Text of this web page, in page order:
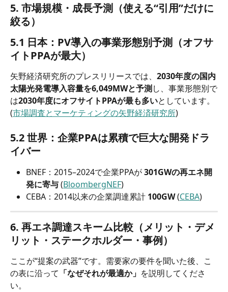
5. 市場規模・成長予測（使える“引用”だけに
絞る）
5.1 日本：PV導入の事業形態別予測（オフサ
イトPPAが最大）
矢野経済研究所のプレスリリースでは、 2030年度の国内
太陽光発電導入容量を6,049MWと予測し、事業形態別で
は2030年度にオフサイトPPAが最も多いとしています。
(市場調査とマーケティングの矢野経済研究所)
5.2 世界：企業PPAは累積で巨大な開発ドラ
イバー
BNEF：2015–2024で企業PPAが 301GWの再エネ開
発に寄与 (BloombergNEF)
CEBA：2014以来の企業調達累計 100GW (CEBA)
6. 再エネ調達スキーム比較（メリット・デメ
リット・ステークホルダー・事例）
ここが“提案の武器”です。需要家の要件を聞いた後、こ
の表に沿って 「なぜそれが最適か」 を説明してくださ
い。